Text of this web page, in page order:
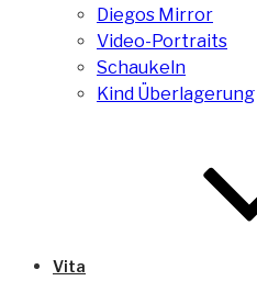
Diegos Mirror
Video-Portraits
Schaukeln
Kind Überlagerung
Vita